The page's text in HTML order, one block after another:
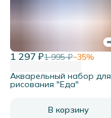
1 297 ₽1 995 ₽−35%
Акварельный набор для
рисования "Еда"
В корзину